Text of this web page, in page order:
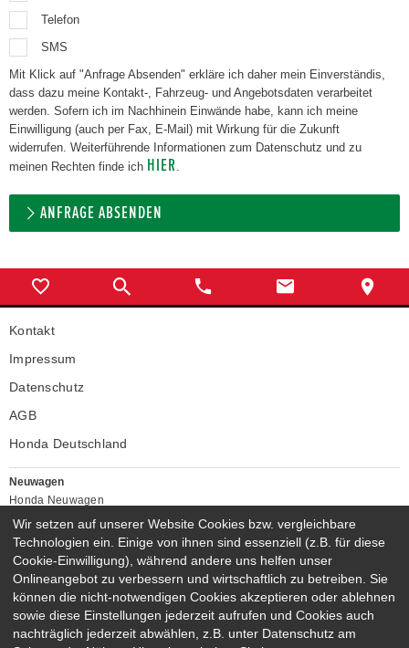
Telefon
SMS
Mit Klick auf "Anfrage Absenden" erkläre ich daher mein Einverständis,
dass dazu meine Kontakt-, Fahrzeug- und Angebotsdaten verarbeitet
werden. Sofern ich im Nachhinein Einwände habe, kann ich meine
Einwilligung (auch per Fax, E-Mail) mit Wirkung für die Zukunft
widerrufen. Weiterführende Informationen zum Datenschutz und zu
meinen Rechten finde ich HIER
ANFRAGE ABSENDEN
Kontakt
Impressum
Datenschutz
AGB
Honda Deutschland
Neuwagen
Honda Neuwagen
Gebrauchtwagen
Honda Gebrauchtwagen
Honda Vorführwagen
Gesamtbestand
NEUWAGENMODELLE
HONDA NSX
HONDA JAZZ E:HEV
Wir setzen auf unserer Website Cookies bzw. vergleichbare
Technologien ein. Einige von ihnen sind essenziell (z.B. für diese
Cookie-Einwilligung), während andere uns helfen unser
Onlineangebot zu verbessern und wirtschaftlich zu betreiben. Sie
können die nicht-notwendigen Cookies akzeptieren oder ablehnen
sowie diese Einstellungen jederzeit aufrufen und Cookies auch
nachträglich jederzeit abwählen, z.B. unter Datenschutz am